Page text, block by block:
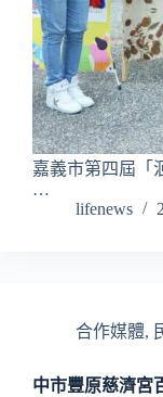
嘉義市第四屆「
…
lifenews
合作媒體,
中市豐原慈濟